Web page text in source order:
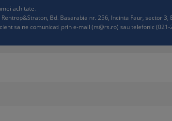
achitate.
Bd. Basarabia nr. 256, Incinta Faur, sector
sa ne comunicati prin e-mail (rs@rs.ro) sau telefonic